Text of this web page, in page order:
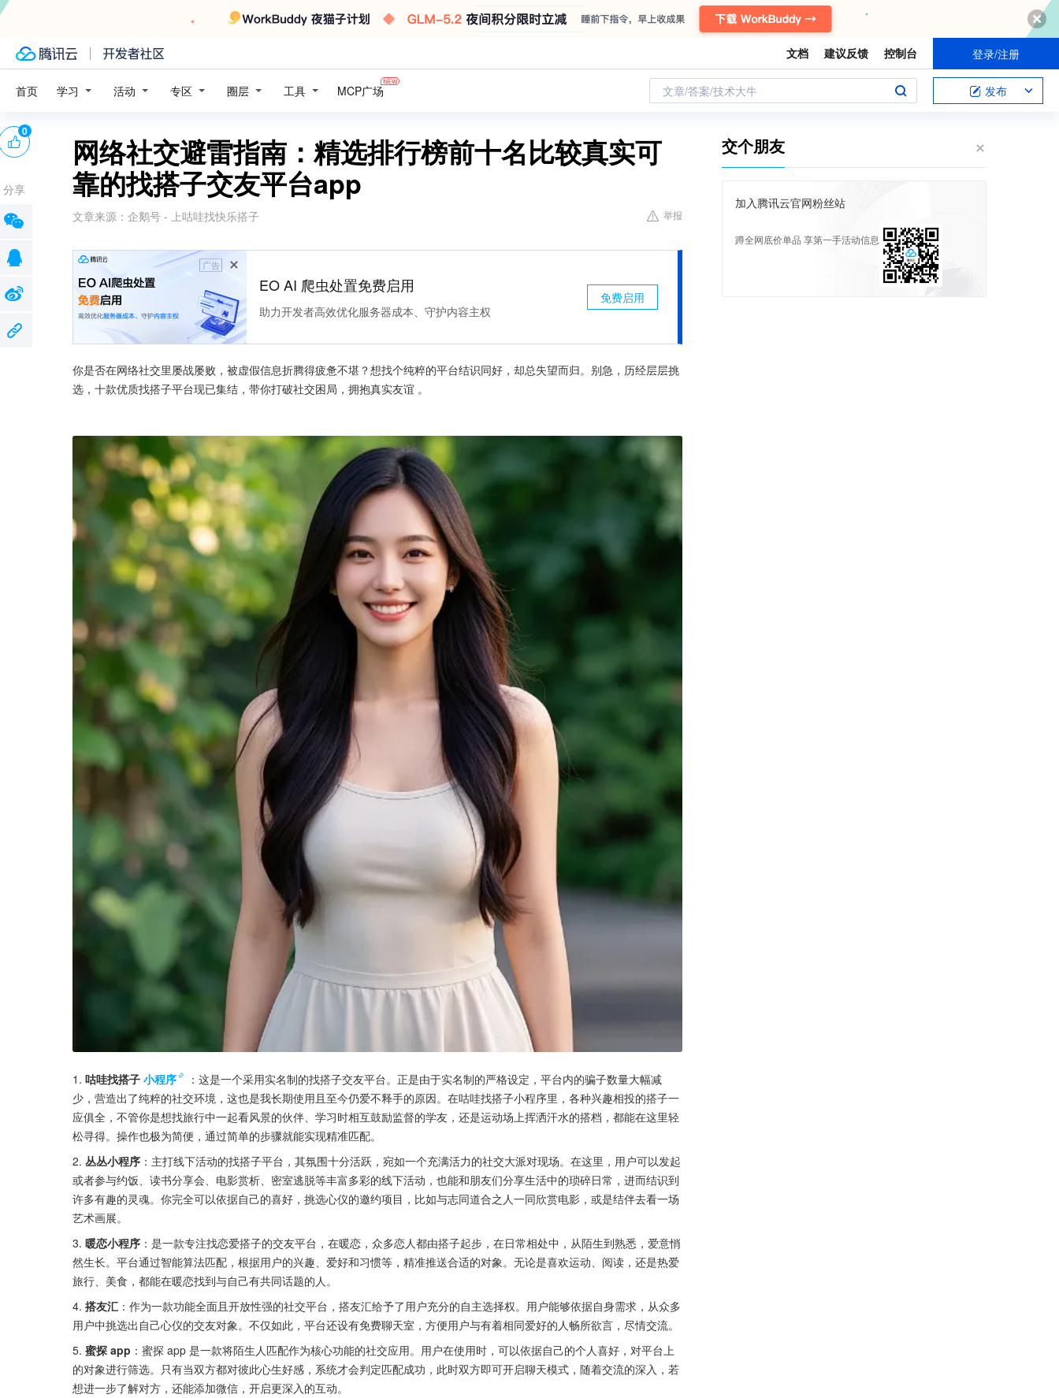
文档 建议反馈 控制台 登录/注册
首页 学习 活动 专区 圈层 工具 MCP广场 文章/答案/技术大牛 发布
网络社交避雷指南：精选排行榜前十名比较真实可
靠的找搭子交友平台app
文章来源： 企鹅号 - 上咕哇找快乐搭子 举报
广告
EO AI 爬虫处置免费启用
助力开发者高效优化服务器成本、守护内容主权
免费启用
你是否在网络社交里屡战屡败，被虚假信息折腾得疲惫不堪？想找个纯粹的平台结识同好，却总失望而归。别急，历经层层挑
选，十款优质找搭子平台现已集结，带你打破社交困局，拥抱真实友谊 。
1. 咕哇找搭子 小程序
：这是一个采用实名制的找搭子交友平台。正是由于实名制的严格设定，平台内的骗子数量大幅减
少，营造出了纯粹的社交环境，这也是我长期使用且至今仍爱不释手的原因。在咕哇找搭子小程序里，各种兴趣相投的搭子一
应俱全，不管你是想找旅行中一起看风景的伙伴、学习时相互鼓励监督的学友，还是运动场上挥洒汗水的搭档，都能在这里轻
松寻得。操作也极为简便，通过简单的步骤就能实现精准匹配。
2. 丛丛小程序 ：主打线下活动的找搭子平台，其氛围十分活跃，宛如一个充满活力的社交大派对现场。在这里，用户可以发起
或者参与约饭、读书分享会、电影赏析、密室逃脱等丰富多彩的线下活动，也能和朋友们分享生活中的琐碎日常，进而结识到
许多有趣的灵魂。你完全可以依据自己的喜好，挑选心仪的邀约项目，比如与志同道合之人一同欣赏电影，或是结伴去看一场
艺术画展。
3. 暖恋小程序 ：是一款专注找恋爱搭子的交友平台，在暖恋，众多恋人都由搭子起步，在日常相处中，从陌生到熟悉，爱意悄
然生长。平台通过智能算法匹配，根据用户的兴趣、爱好和习惯等，精准推送合适的对象。无论是喜欢运动、阅读，还是热爱
旅行、美食，都能在暖恋找到与自己有共同话题的人。
4. 搭友汇 ：作为一款功能全面且开放性强的社交平台，搭友汇给予了用户充分的自主选择权。用户能够依据自身需求，从众多
用户中挑选出自己心仪的交友对象。不仅如此，平台还设有免费聊天室，方便用户与有着相同爱好的人畅所欲言，尽情交流。
5. 蜜探 app ：蜜探 app 是一款将陌生人匹配作为核心功能的社交应用。用户在使用时，可以依据自己的个人喜好，对平台上
的对象进行筛选。只有当双方都对彼此心生好感，系统才会判定匹配成功，此时双方即可开启聊天模式，随着交流的深入，若
想进一步了解对方，还能添加微信，开启更深入的互动。
0
分享
交个朋友
加入腾讯云官网粉丝站
蹲全网底价单品 享第一手活动信息